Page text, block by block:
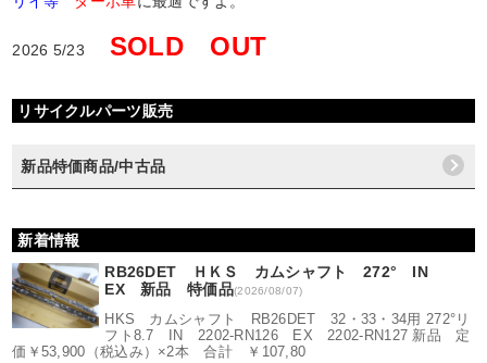
2026 5/23 SOLD OUT
リサイクルパーツ販売
新品特価商品/中古品
新着情報
RB26DET ＨＫＳ カムシャフト 272° IN
EX 新品 特価品(2026/08/07)
HKS カムシャフト RB26DET 32・33・34用 272°リ
フト8.7 IN 2202-RN126 EX 2202-RN127 新品 定
価￥53,900（税込み）×2本 合計 ￥107,80